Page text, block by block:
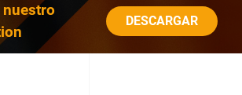
nuestro
DESCARGAR